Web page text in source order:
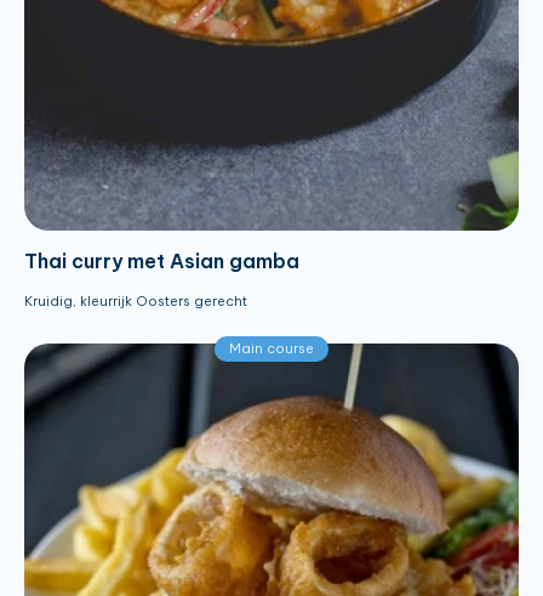
Thai curry met Asian gamba
Kruidig, kleurrijk Oosters gerecht
Main course